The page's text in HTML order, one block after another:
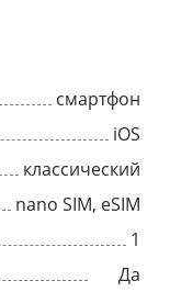
смартфон
iOS
классический
nano SIM, eSIM
1
Да